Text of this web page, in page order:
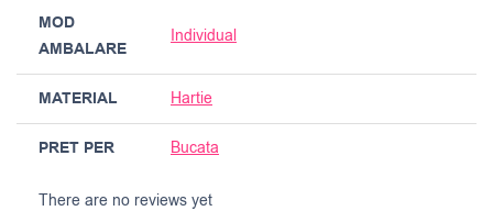
MOD
AMBALARE
Individual
MATERIAL Hartie
PRET PER Bucata
There are no reviews yet